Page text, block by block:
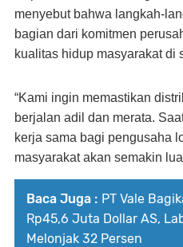
menyebut bahwa langkah-
bagian dari komitmen
kualitas hidup masyarakat di
“Kami ingin memastikan
berjalan adil dan merata.
kerja sama bagi pengusaha
masyarakat akan semakin
Baca Juga : PT Vale
Rp45,6 Juta Dollar AS,
Melonjak 32 Persen